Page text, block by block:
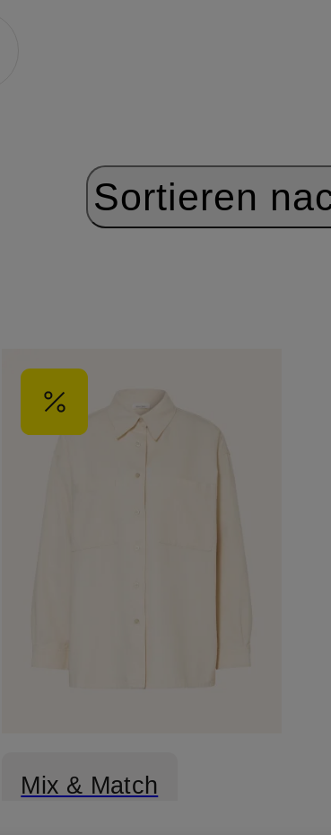
Sortieren
Mix & Match